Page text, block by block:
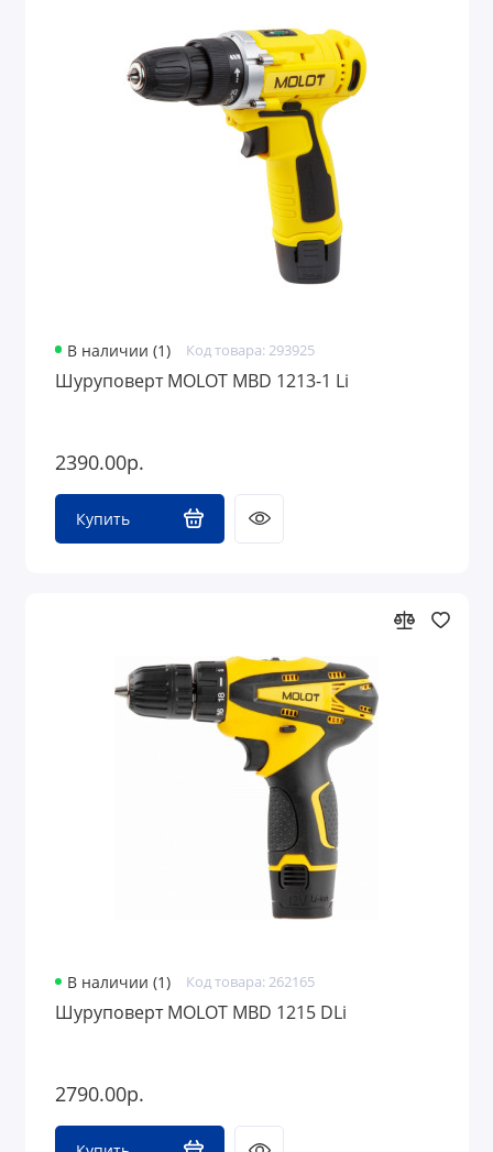
В наличии (1) Код товара: 293925
Шуруповерт MOLOT MBD 1213-1 Li
2390.00р.
Купить
В наличии (1) Код товара: 262165
Шуруповерт MOLOT MBD 1215 DLi
2790.00р.